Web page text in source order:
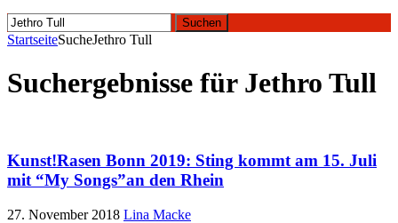
Suchen
nach:
StartseiteSucheJethro Tull
Suchergebnisse für Jethro Tull
Kunst!Rasen Bonn 2019: Sting kommt am 15. Juli
mit “My Songs”an den Rhein
27. November 2018 Lina Macke